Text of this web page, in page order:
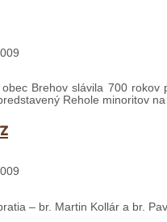
Brehov slávila 700
Rehole minoritov
– br. Martin Kollár a br.